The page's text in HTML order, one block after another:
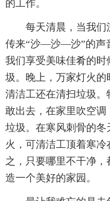
的工作。
每天清晨，当我们
传来“沙—沙—沙”的声
我们享受美味佳肴的
圾。晚上，万家灯火的
清洁工还在清扫垃圾
敢出去，在家里吹空调
垃圾。在寒风刺骨的
火，可清洁工顶着寒
之，只要哪里不干净，
造一个美好的家园。